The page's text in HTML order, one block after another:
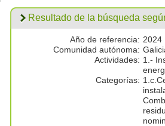
Resultado de la búsqueda
Año de referencia: 2024
Comunidad autónoma:
Actividades: 1.-
Categorías: